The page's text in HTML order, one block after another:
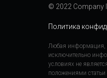
© 2022 Company
Политика
Любая информация,
исключительно
условиях не
положениями